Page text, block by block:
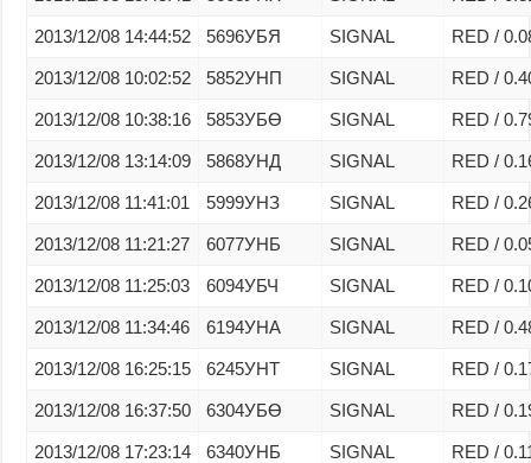
2013/12/08 14:44:52 5696УБЯ SIGNAL RED /
2013/12/08 10:02:52 5852УНП SIGNAL RED /
2013/12/08 10:38:16 5853УБӨ SIGNAL RED /
2013/12/08 13:14:09 5868УНД SIGNAL RED /
2013/12/08 11:41:01 5999УНЗ SIGNAL RED /
2013/12/08 11:21:27 6077УНБ SIGNAL RED /
2013/12/08 11:25:03 6094УБЧ SIGNAL RED /
2013/12/08 11:34:46 6194УНА SIGNAL RED /
2013/12/08 16:25:15 6245УНТ SIGNAL RED /
2013/12/08 16:37:50 6304УБӨ SIGNAL RED /
2013/12/08 17:23:14 6340УНБ SIGNAL RED /